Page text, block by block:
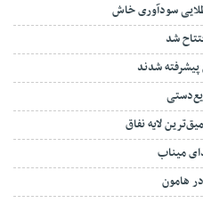
سودآوری خاش
شد
شدند
لایه نفاق
میناب
هامون